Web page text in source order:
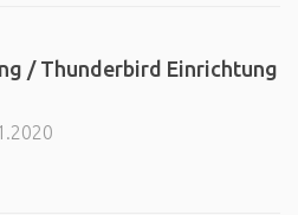
/ Thunderbird Einrichtung